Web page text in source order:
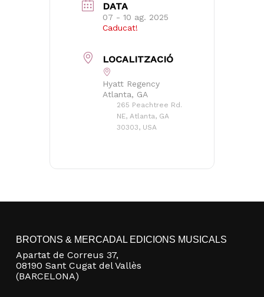
DATA
07 - 10 ag. 2025
Caducat!
LOCALITZACIÓ
Hyatt Regency
Atlanta, GA
265 Peachtree Rd.
NE, Atlanta, GA
30303, USA
BROTONS & MERCADAL EDICIONS MUSICALS
Apartat de Correus 37,
08190 Sant Cugat del Vallès
(BARCELONA)